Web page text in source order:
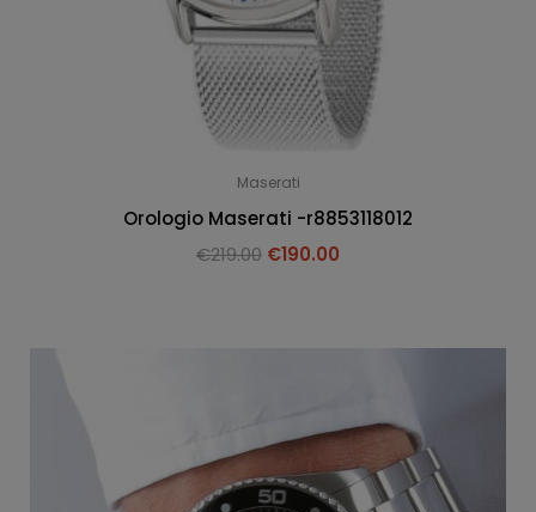
Maserati
Orologio Maserati -r8853118012
€219.00 €190.00